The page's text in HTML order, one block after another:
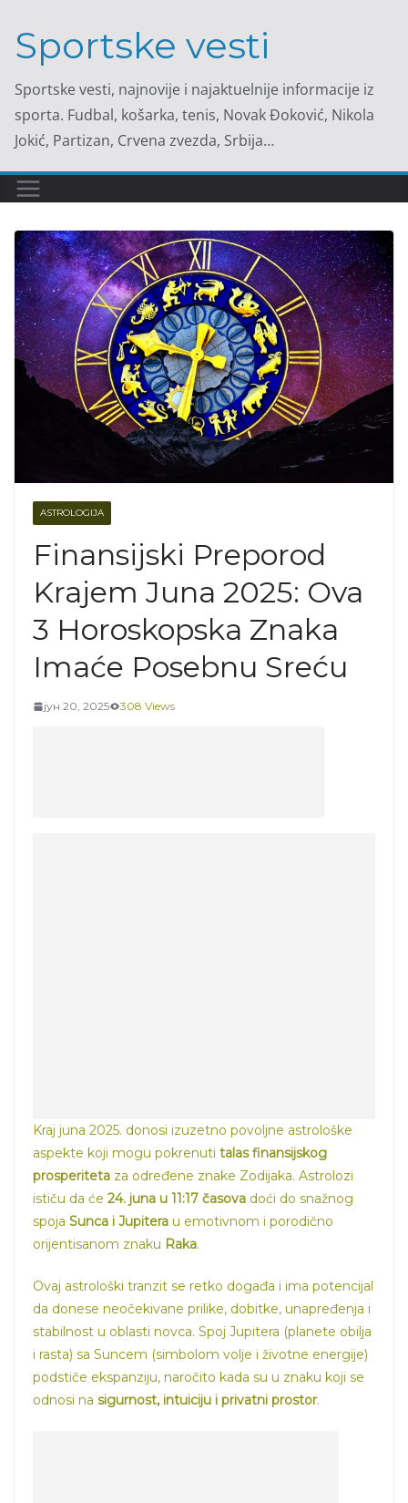
content
Sportske vesti
Sportske vesti, najnovije i najaktuelnije informacije iz
sporta. Fudbal, košarka, tenis, Novak Đoković, Nikola
Jokić, Partizan, Crvena zvezda, Srbija…
ASTROLOGIJA
Finansijski Preporod
Krajem Juna 2025: Ova
3 Horoskopska Znaka
Imaće Posebnu Sreću
јун 20, 2025 308 Views
Kraj juna 2025. donosi izuzetno povoljne astrološke
aspekte koji mogu pokrenuti talas finansijskog
prosperiteta za određene znake Zodijaka. Astrolozi
ističu da će 24. juna u 11:17 časova doći do snažnog
spoja Sunca i Jupitera u emotivnom i porodično
orijentisanom znaku Raka.
Ovaj astrološki tranzit se retko događa i ima potencijal
da donese neočekivane prilike, dobitke, unapređenja i
stabilnost u oblasti novca. Spoj Jupitera (planete obilja
i rasta) sa Suncem (simbolom volje i životne energije)
podstiče ekspanziju, naročito kada su u znaku koji se
odnosi na sigurnost, intuiciju i privatni prostor.